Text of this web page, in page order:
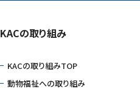
KACの取り組み
KACの取り組みTOP
動物福祉への取り組み